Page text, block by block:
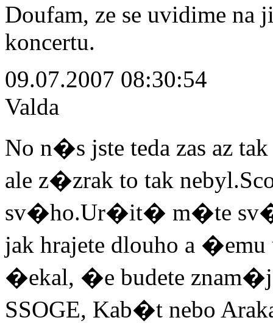
Doufam, ze se uvidime na
koncertu.
09.07.2007 08:30:54
Valda
No n�s jste teda zas az
ale z�zrak to tak
sv�ho.Ur�it� m�te sv�
jak hrajete dlouho a
�ekal, �e budete
SSOGE, Kab�t nebo